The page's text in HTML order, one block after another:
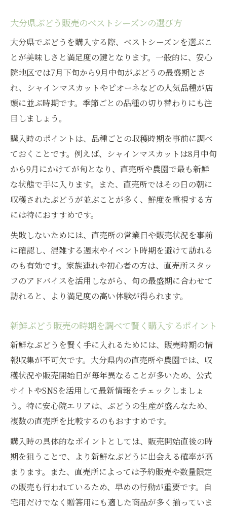
大分県ぶどう販売のベストシーズンの選び方
大分県でぶどうを購入する際、ベストシーズンを選ぶこ
とが美味しさと満足度の鍵となります。一般的に、安心
院地区では7月下旬から9月中旬がぶどうの最盛期とさ
れ、シャインマスカットやピオーネなどの人気品種が店
頭に並ぶ時期です。季節ごとの品種の切り替わりにも注
目しましょう。
購入時のポイントは、品種ごとの収穫時期を事前に調べ
ておくことです。例えば、シャインマスカットは8月中旬
から9月にかけてが旬となり、直売所や農園で最も新鮮
な状態で手に入ります。また、直売所ではその日の朝に
収穫されたぶどうが並ぶことが多く、鮮度を重視する方
には特におすすめです。
失敗しないためには、直売所の営業日や販売状況を事前
に確認し、混雑する週末やイベント時期を避けて訪れる
のも有効です。家族連れや初心者の方は、直売所スタッ
フのアドバイスを活用しながら、旬の最盛期に合わせて
訪れると、より満足度の高い体験が得られます。
新鮮ぶどう販売の時期を調べて賢く購入するポイント
新鮮なぶどうを賢く手に入れるためには、販売時期の情
報収集が不可欠です。大分県内の直売所や農園では、収
穫状況や販売開始日が毎年異なることが多いため、公式
サイトやSNSを活用して最新情報をチェックしましょ
う。特に安心院エリアは、ぶどうの生産が盛んなため、
複数の直売所を比較するのもおすすめです。
購入時の具体的なポイントとしては、販売開始直後の時
期を狙うことで、より新鮮なぶどうに出会える確率が高
まります。また、直売所によっては予約販売や数量限定
の販売も行われているため、早めの行動が重要です。自
宅用だけでなく贈答用にも適した商品が多く揃っていま